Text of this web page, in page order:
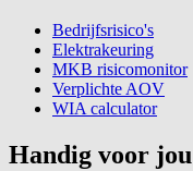
Bedrijfsrisico's
Elektrakeuring
MKB risicomonitor
Verplichte AOV
WIA calculator
Handig voor jou